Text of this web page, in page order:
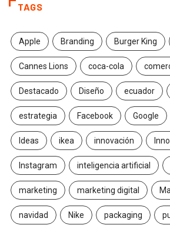
TAGS
Apple Branding Burger King
Cannes Lions coca-cola
Destacado Diseño ecuador
estrategia Facebook Google
Ideas ikea innovación
Instagram inteligencia artificial
marketing marketing digital
navidad Nike packaging